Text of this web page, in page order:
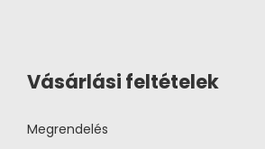
Vásárlási feltételek
Megrendelés